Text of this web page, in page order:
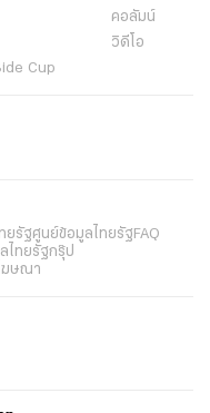
คอลัมน์
วิดีโอ
Cup
ยรัฐศูนย์ข้อมูลไทยรัฐ FAQ
ไทยรัฐกรุ๊ป
ฆษณา